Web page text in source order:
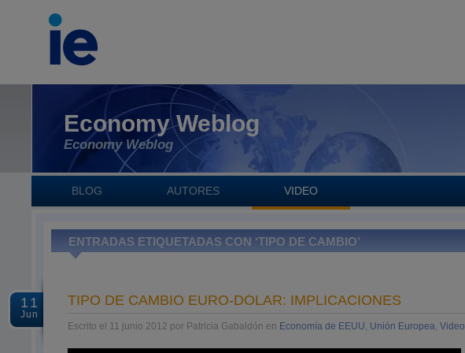
Economy Weblog
Economy Weblog
BLOG AUTORES VIDEO
ENTRADAS ETIQUETADAS CON ‘TIPO DE CAMBIO’
11
Jun
TIPO DE CAMBIO EURO-DÓLAR: IMPLICACIONES
Escrito el 11 junio 2012 por Patricia Gabaldón en Economía de EEUU, Unión Europea,Video